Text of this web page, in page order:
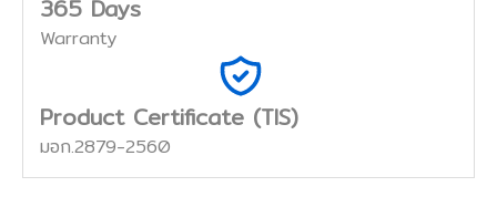
365 Days
Warranty
Product Certificate (TIS)
มอก.2879-2560